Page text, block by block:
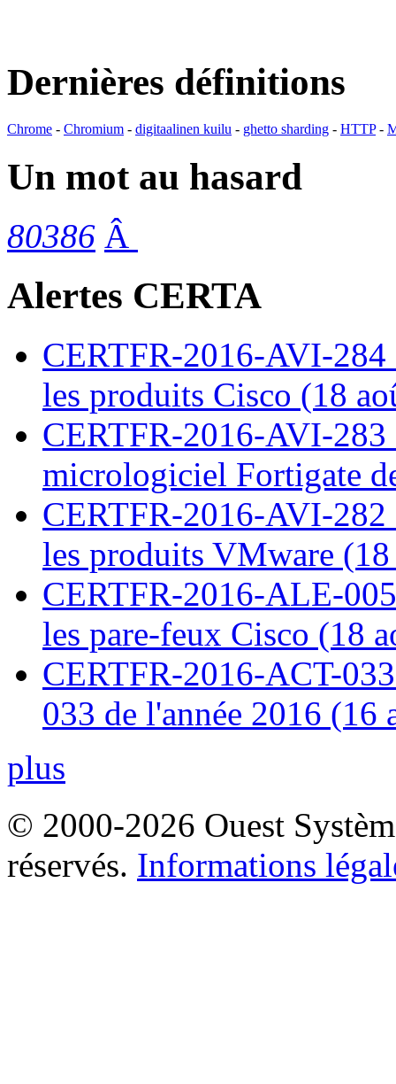
Dernières définitions
Chrome - Chromium - digitaalinen kuilu - ghetto sharding - HTTP-
Un mot au hasard
80386 Â
Alertes CERTA
CERTFR-2016-AVI-
les produits Cisco (18
CERTFR-2016-AVI-
micrologiciel Fortigate
CERTFR-2016-AVI-
les produits VMware
CERTFR-2016-ALE-
les pare-feux Cisco (18
CERTFR-2016-ACT-
033 de l'année 2016 (16
plus
© 2000-2026 Ouest
réservés. Informations